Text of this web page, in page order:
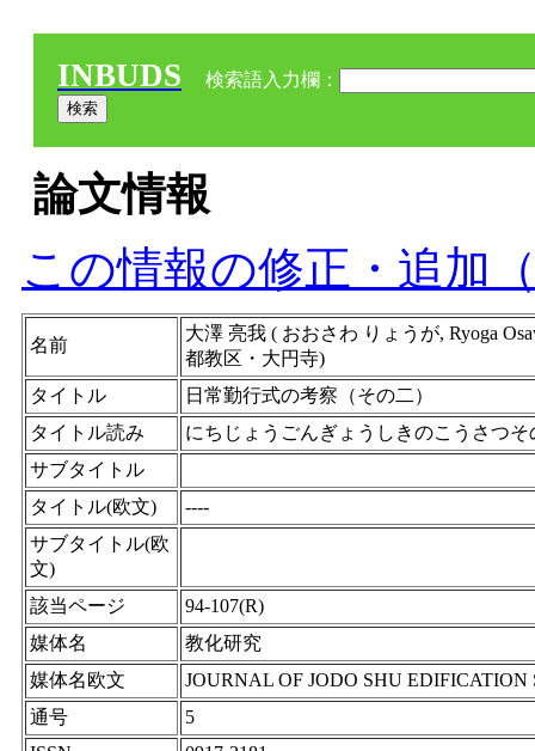
INBUDS 検索語入力欄：
論文情報
この情報の修正・追加
名前
大澤 亮我 ( おおさわ りょうが, Ryoga
都教区・大円寺)
タイトル
日常勤行式の考察（その二）
タイトル読み
にちじょうごんぎょうしきのこうさつそ
サブタイトル
タイトル(欧文)
----
サブタイトル(欧
文)
該当ページ
94-107(R)
媒体名
教化研究
媒体名欧文
JOURNAL OF JODO SHU
通号
5